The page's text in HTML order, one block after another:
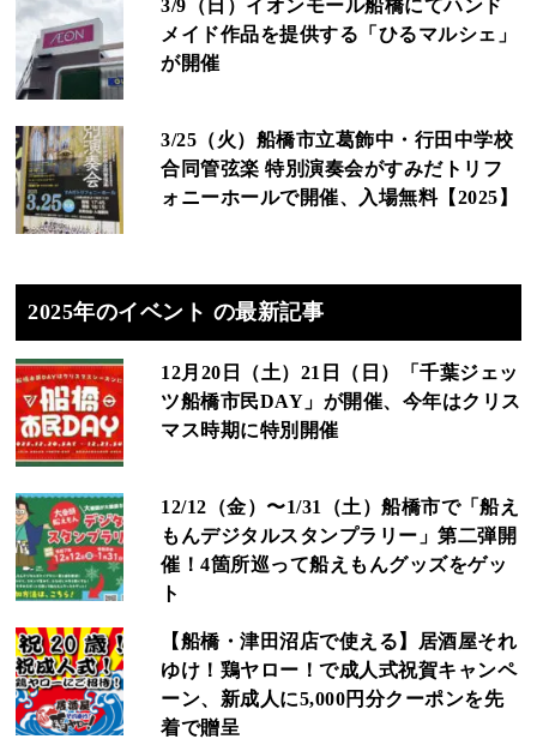
3/9（日）イオンモール船橋にてハンド
メイド作品を提供する「ひるマルシェ」
が開催
3/25（火）船橋市立葛飾中・行田中学校
合同管弦楽 特別演奏会がすみだトリフ
ォニーホールで開催、入場無料【2025】
2025年のイベント の最新記事
12月20日（土）21日（日）「千葉ジェッ
ツ船橋市民DAY」が開催、今年はクリス
マス時期に特別開催
12/12（金）〜1/31（土）船橋市で「船え
もんデジタルスタンプラリー」第二弾開
催！4箇所巡って船えもんグッズをゲッ
ト
【船橋・津田沼店で使える】居酒屋それ
ゆけ！鶏ヤロー！で成人式祝賀キャンペ
ーン、新成人に5,000円分クーポンを先
着で贈呈